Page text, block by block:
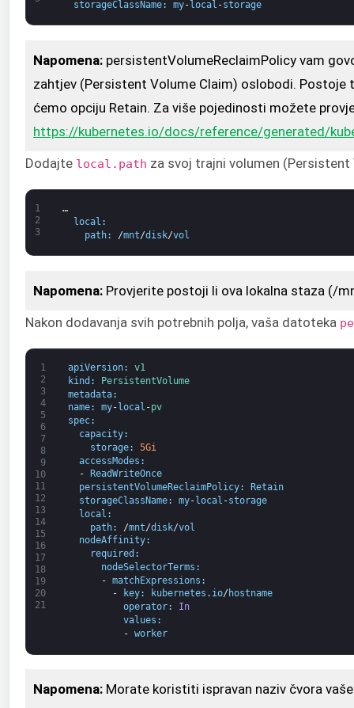
storageClassName: my-local -storage
Napomena: persistentVolumeReclaimPolicy vam
zahtjev (Persistent Volume Claim) oslobodi. Postoje
ćemo opciju Retain. Za više pojedinosti možete
https://kubernetes.io/docs/reference/generated/
Dodajte local.path za svoj trajni volumen (Persistent
1
2
3
…
local :
path: /mnt/disk/vol
Napomena: Provjerite postoji li ova lokalna staza (/
Nakon dodavanja svih potrebnih polja, vaša datoteka
1
2
3
4
5
6
7
8
9
10
11
12
13
14
15
16
17
18
19
20
21
apiVersion:
v1
kind :
PersistentVolume
metadata:
name: my- local -pv
spec:
capacity:
storage:
5Gi
accessModes :
-
ReadWriteOnce
persistentVolumeReclaimPolicy:
Retain
storageClassName: my- local -storage
local :
path: /mnt/disk/vol
nodeAffinity:
required :
nodeSelectorTerms :
- matchExpressions :
-
key: kubernetes . io/ hostname
operator:
In
values :
- worker
Napomena: Morate koristiti ispravan naziv čvora